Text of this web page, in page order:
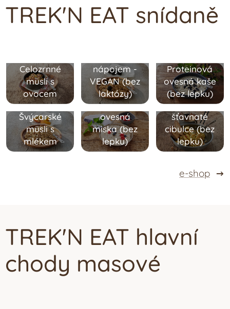
TREK'N EAT snídaně
Celozrnné
müsli s
ovocem
nápojem -
VEGAN (bez
laktózy)
Proteinová
ovesná kaše
(bez lepku)
Švýcarské
müsli s
mlékem
Snídaňová
ovesná
miska (bez
lepku)
Míchaná
vejce na
šťavnaté
cibulce (bez
lepku)
e-shop
TREK'N EAT hlavní
chody masové
hovězí